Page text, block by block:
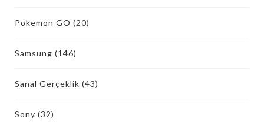
Pokemon GO (20)
Samsung (146)
Sanal Gerçeklik (43)
Sony (32)